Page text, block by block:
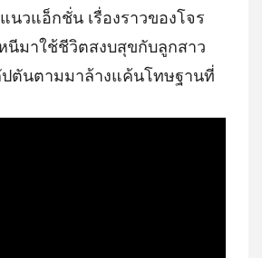
นวแอ็กชั่น เรื่องราวของโจร
มาใช้ชีวิตสงบสุขกับลูกสาว
ตันตามมาล้างแค้นโทษฐานที่